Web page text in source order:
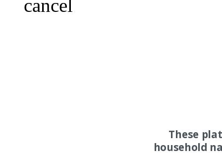
cancel
These
household